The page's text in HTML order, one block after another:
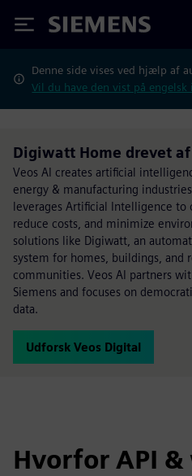
Siemens
Denne side vises ved hjælp af
Vil du have den vist på engelsk
Digiwatt Home drevet af
Veos AI creates artificial
energy & manufacturing
leverages Artificial Intelligence to
reduce costs, and minimize
solutions like Digiwatt, an
system for homes, buildings, and
communities. Veos AI partners
Siemens and focuses on
data.
Udforsk Veos Digital
Hvorfor API